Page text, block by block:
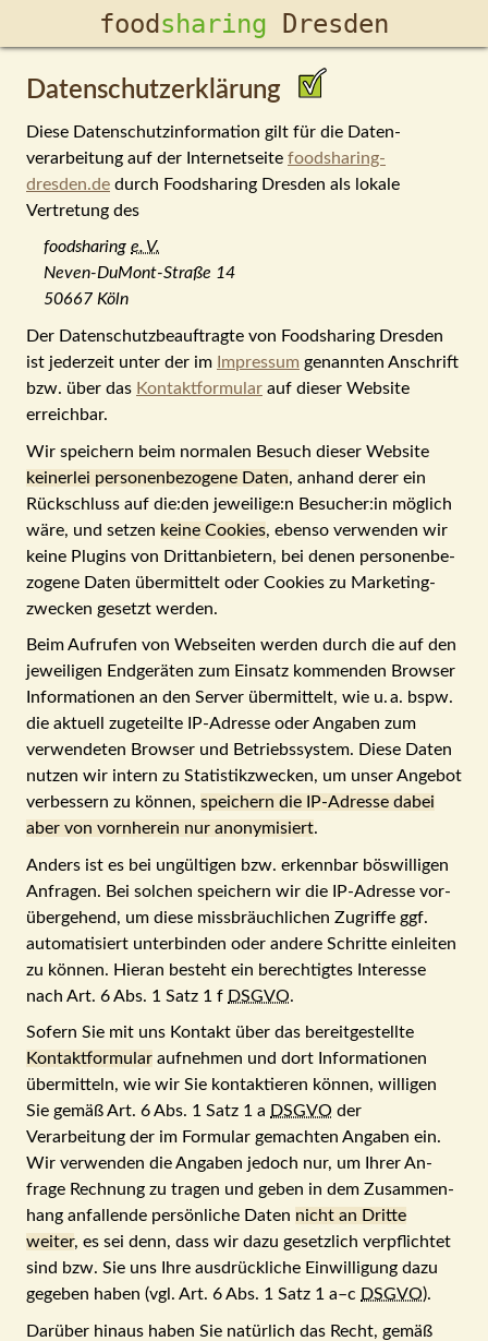
food­sharing Dresden
Datenschutzerklärung
Diese Datenschutz­information gilt für die Daten­
verarbeitung auf der Inter­net­seite foodsharing-
dresden.de durch Food­sharing Dresden als lokale
Vertretung des
foodsharing e. V.
Neven-DuMont-Straße 14
50667 Köln
Der Daten­schutz­be­auf­tragte von Food­sharing Dresden
ist jederzeit unter der im Impressum genannten Anschrift
bzw. über das Kontaktformular auf dieser Website
erreichbar.
Wir speichern beim normalen Besuch dieser Website
keinerlei personen­be­zogene Daten, anhand derer ein
Rück­schluss auf die:den jeweilige:n Besucher:in möglich
wäre, und setzen keine Cookies, ebenso verwenden wir
keine Plugins von Dritt­an­bietern, bei denen per­sonen­be­
zogene Daten über­mit­telt oder Cookies zu Marketing­
zwecken gesetzt werden.
Beim Aufrufen von Webseiten werden durch die auf den
jeweiligen Endgeräten zum Ein­satz kommenden Browser
In­for­ma­tionen an den Server über­mittelt, wie u. a. bspw.
die aktuell zu­ge­teilte IP-Adresse oder Angaben zum
verwendeten Browser und Be­triebs­system. Diese Daten
nutzen wir intern zu Sta­tis­tik­zwecken, um unser Angebot
verbessern zu können, speichern die IP-Adresse dabei
aber von vorn­herein nur anony­mi­siert.
Anders ist es bei ungültigen bzw. erkennbar böswilligen
Anfragen. Bei solchen speichern wir die IP-Adresse vor­
über­gehend, um diese miss­bräuch­lichen Zu­griffe ggf.
auto­ma­ti­siert unter­binden oder andere Schritte einleiten
zu können. Hieran besteht ein berechtigtes Interesse
nach Art. 6 Abs. 1 Satz 1 f DSGVO.
Sofern Sie mit uns Kontakt über das bereit­ge­stellte
Kontakt­formular auf­nehmen und dort In­for­ma­tionen
über­mit­teln, wie wir Sie kon­taktieren können, willigen
Sie gemäß Art. 6 Abs. 1 Satz 1 a DSGVO der
Verarbeitung der im For­mu­lar gemachten Angaben ein.
Wir verwenden die An­gaben jedoch nur, um Ihrer An­
frage Rech­nung zu tragen und geben in dem Zu­sammen­
hang an­fallende persönliche Daten nicht an Dritte
weiter, es sei denn, dass wir dazu ge­setz­lich verpflichtet
sind bzw. Sie uns Ihre ausdrückliche Ein­willigung dazu
gegeben haben (vgl. Art. 6 Abs. 1 Satz 1 a–c DSGVO).
Darüber hinaus haben Sie natürlich das Recht, gemäß